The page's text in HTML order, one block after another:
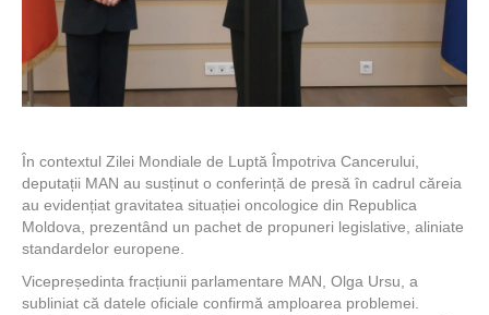
În contextul Zilei Mondiale de Luptă Împotriva Cancerului,
deputații MAN au susținut o conferință de presă în cadrul căreia
au evidențiat gravitatea situației oncologice din Republica
Moldova, prezentând un pachet de propuneri legislative, aliniate
standardelor europene.
Vicepreședinta fracțiunii parlamentare MAN, Olga Ursu, a
subliniat că datele oficiale confirmă amploarea problemei.